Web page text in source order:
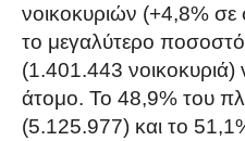
νοικοκυριών (+4,8%
το μεγαλύτερο
(1.401.443 νοικοκυριά)
άτομο. Το 48,9% του
(5.125.977) και το